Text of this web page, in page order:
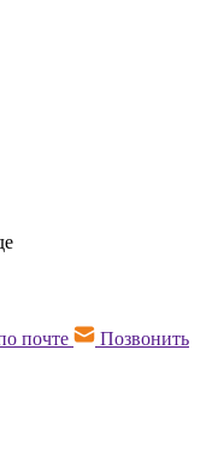
почте Позвонить